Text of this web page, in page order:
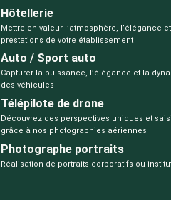
Hôtellerie
Mettre en valeur l’atmosphère, l’élégance
prestations de votre établissement
Auto / Sport auto
Capturer la puissance, l’élégance et la
des véhicules
Télépilote de drone
Découvrez des perspectives uniques et
grâce à nos photographies aériennes
Photographe portraits
Réalisation de portraits corporatifs ou